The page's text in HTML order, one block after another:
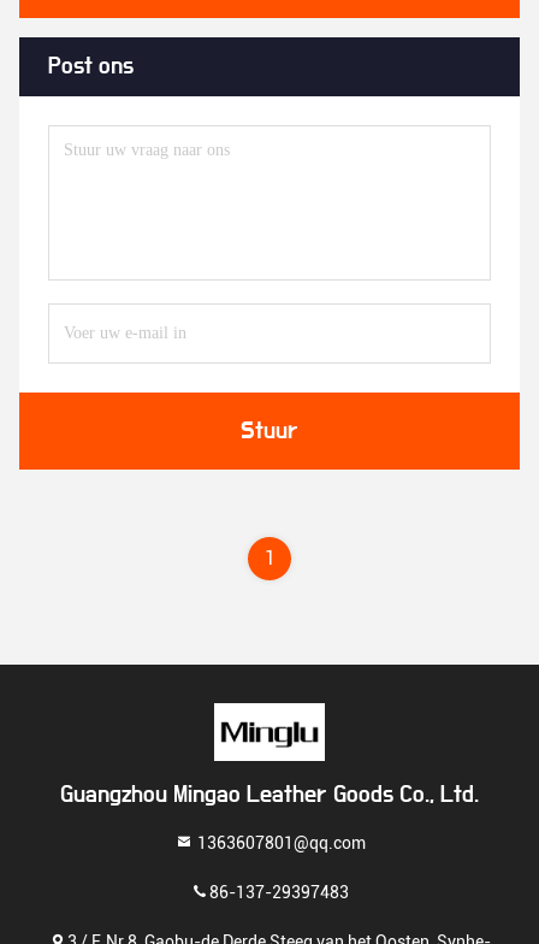
Post ons
Stuur
1
Guangzhou Mingao Leather Goods Co., Ltd.
1363607801@qq.com
86-137-29397483